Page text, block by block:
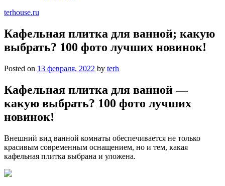
terhouse.ru
Кафельная плитка для ванной; какую
выбрать? 100 фото лучших новинок!
Posted on 13 февраля, 2022 by terh
Кафельная плитка для ванной —
какую выбрать? 100 фото лучших
новинок!
Внешний вид ванной комнаты обеспечивается не только
красивым современным оснащением, но и тем, какая
кафельная плитка выбрана и уложена.